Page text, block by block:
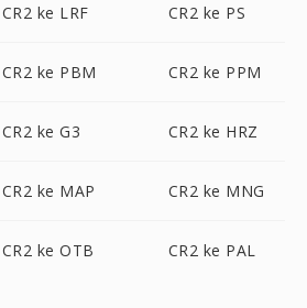
CR2 ke LRF CR2 ke PS
CR2 ke PBM CR2 ke PPM
CR2 ke G3 CR2 ke HRZ
CR2 ke MAP CR2 ke MNG
CR2 ke OTB CR2 ke PAL